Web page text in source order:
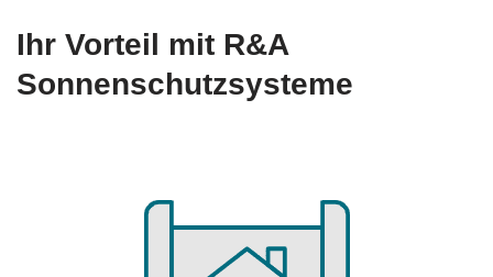
Ihr Vorteil mit R&A
Sonnenschutzsysteme